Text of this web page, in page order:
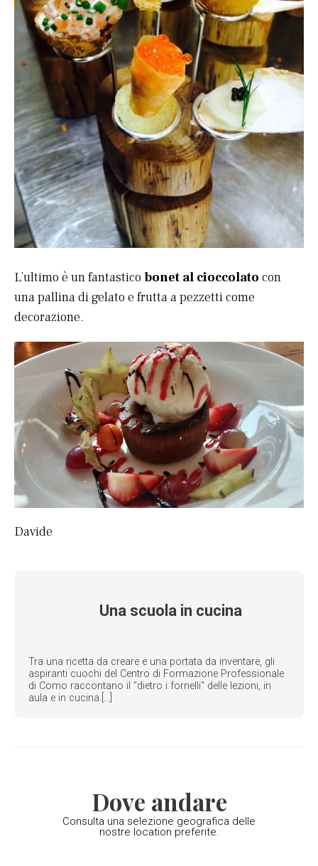
L’ultimo è un fantastico bonet al cioccolato con
una pallina di gelato e frutta a pezzetti come
decorazione.
Davide
Una scuola in cucina
Tra una ricetta da creare e una portata da inventare, gli
aspiranti cuochi del Centro di Formazione Professionale
di Como raccontano il "dietro i fornelli" delle lezioni, in
aula e in cucina.[...]
Dove andare
Consulta una selezione geografica delle
nostre location preferite.